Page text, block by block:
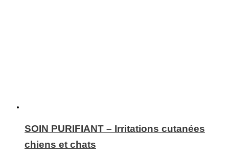
SOIN PURIFIANT – Irritations cutanées
chiens et chats